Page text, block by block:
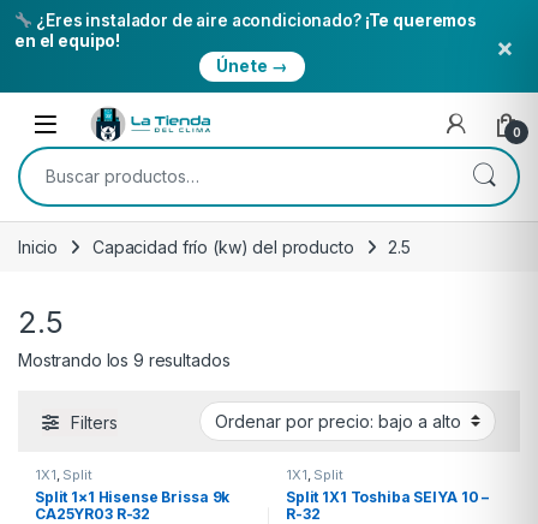
¿Eres instalador de aire acondicionado? ¡Te queremos
en el equipo!
Únete →
×
Skip to navigation
Skip to content
Open 0
Buscar por:
Inicio Capacidad frí­o (kw) del producto 2.5
2.5
Mostrando los 9 resultadosOrdenado por precio: bajo a alto
Filters
1X1, Split
Split 1×1 Hisense Brissa 9k
CA25YR03 R-32
1X1, Split
Split 1X1 Toshiba SEIYA 10 –
R-32